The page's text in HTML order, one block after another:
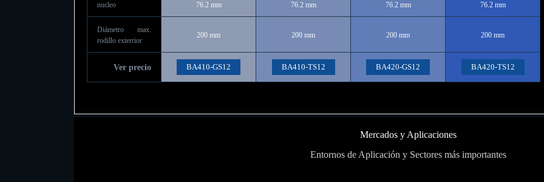
nucleo
76.2 mm
76.2 mm
76.2 mm
76.2 mm
Diámetro max.
rodillo exterrior
200 mm 200 mm 200 mm 200 mm
Ver precio BA410-GS12 BA410-TS12 BA420-GS12 BA420-TS12
Mercados y Aplicaciones
Entornos de Aplicación y Sectores más importantes